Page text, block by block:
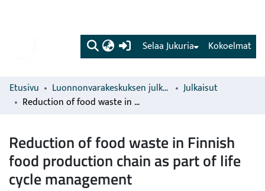
(current) Kokoelmat
Selaa Jukuria
Etusivu Luonnonvarakeskuksen julkaisut
Julkaisut
Reduction of food waste in Finnish food production chain as part of life cycle management
Reduction of food waste in Finnish
food production chain as part of life
cycle management